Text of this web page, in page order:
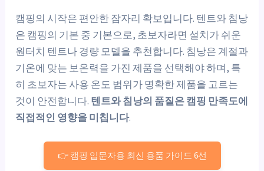
캠핑의 시작은 편안한 잠자리 확보입니다. 텐트와 침낭
은 캠핑의 기본 중 기본으로, 초보자라면 설치가 쉬운
원터치 텐트나 경량 모델을 추천합니다. 침낭은 계절과
기온에 맞는 보온력을 가진 제품을 선택해야 하며, 특
히 초보자는 사용 온도 범위가 명확한 제품을 고르는
것이 안전합니다. 텐트와 침낭의 품질은 캠핑 만족도에
직접적인 영향을 미칩니다.
👉 캠핑 입문자용 최신 용품 가이드 6선